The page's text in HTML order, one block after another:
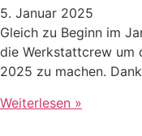
5. Januar 2025
Gleich zu Beginn im
die Werkstattcrew um
2025 zu machen.
Weiterlesen »